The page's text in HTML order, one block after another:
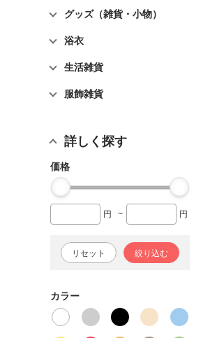
グッズ（雑貨・小物）
浴衣
生活雑貨
服飾雑貨
詳しく探す
価格
円 ~ 円
リセット 絞り込む
カラー